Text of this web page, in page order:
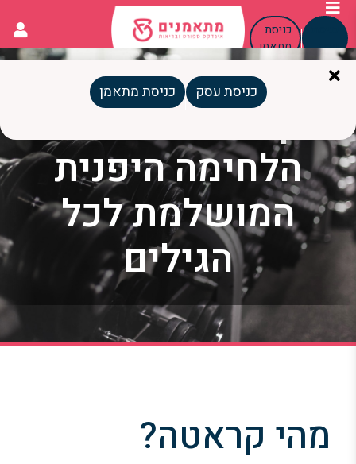
עסק
כניסת
מתאמן
כניסת עסק כניסת מתאמן
קראטה: אומנות
הלחימה היפנית
המושלמת לכל
הגילים
מהי קראטה?